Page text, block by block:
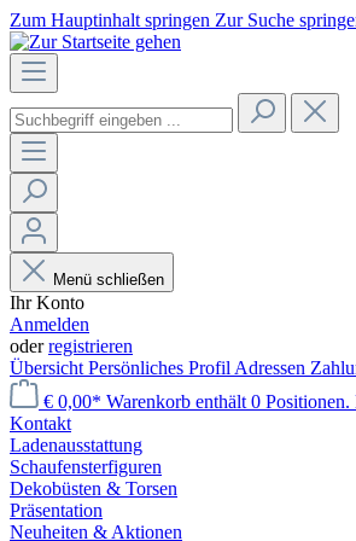
Zum Hauptinhalt springen Zur Suche
Menü schließen
Ihr Konto
Anmelden
oderregistrieren
Übersicht Persönliches Profil Adressen
€ 0,00* Warenkorb enthält 0
Kontakt
Laden­ausstattung
Schaufenster­figuren
Dekobüsten & Torsen
Präsentation
Neuheiten & Aktionen